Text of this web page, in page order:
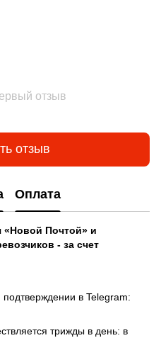
отзыв
отзыв
Оплата
«Новой Почтой» и
- за счет
в Telegram:
трижды в день: в